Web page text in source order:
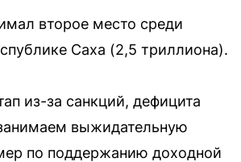
второе место среди
Саха (2,5 триллиона).
из-за санкций, дефицита
выжидательную
по поддержанию доходной